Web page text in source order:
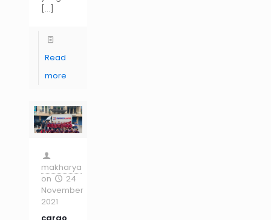
[…]
Read
more
makharya
on
24
November
2021
cargo